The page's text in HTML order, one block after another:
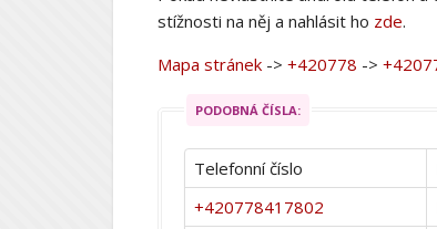
stížnosti na něj a nahlásit ho zde.
Mapa stránek -> +420778 ->
PODOBNÁ ČÍSLA:
Telefonní číslo
+420778417802